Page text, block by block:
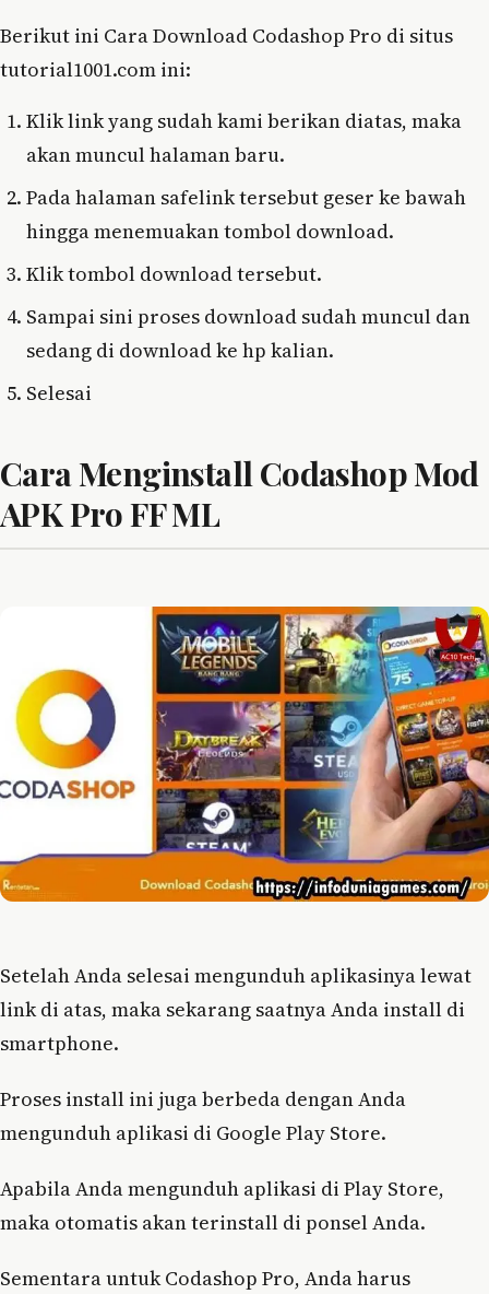
Berikut ini Cara Download Codashop Pro di situs
tutorial1001.com ini:
Klik link yang sudah kami berikan diatas, maka
akan muncul halaman baru.
Pada halaman safelink tersebut geser ke bawah
hingga menemuakan tombol download.
Klik tombol download tersebut.
Sampai sini proses download sudah muncul dan
sedang di download ke hp kalian.
Selesai
Cara Menginstall Codashop Mod
APK Pro FF ML
Setelah Anda selesai mengunduh aplikasinya lewat
link di atas, maka sekarang saatnya Anda install di
smartphone.
Proses install ini juga berbeda dengan Anda
mengunduh aplikasi di Google Play Store.
Apabila Anda mengunduh aplikasi di Play Store,
maka otomatis akan terinstall di ponsel Anda.
Sementara untuk Codashop Pro, Anda harus